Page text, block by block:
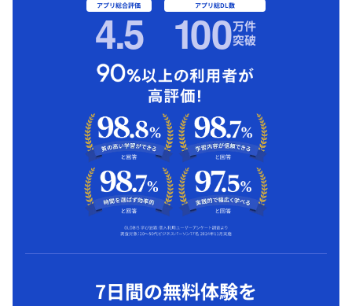
アプリ総合評価
4.5 アプリ総DL数
100万件
突破
7日間の無料体験を